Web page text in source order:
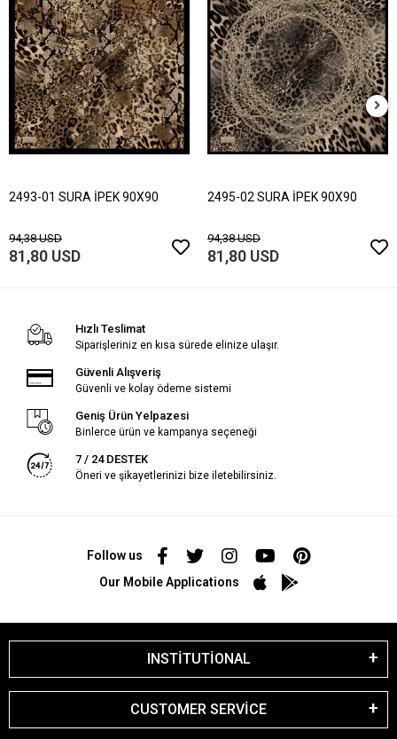
2493-01 SURA İPEK 90X90
94,38 USD
81,80 USD
2495-02 SURA İPEK 90X90
94,38 USD
81,80 USD
Hızlı Teslimat
Siparişleriniz en kısa sürede elinize ulaşır.
Güvenli Alışveriş
Güvenli ve kolay ödeme sistemi
Geniş Ürün Yelpazesi
Binlerce ürün ve kampanya seçeneği
7 / 24 DESTEK
Öneri ve şikayetlerinizi bize iletebilirsiniz.
Follow us
Our Mobile Applications
INSTİTUTİONAL
CUSTOMER SERVİCE